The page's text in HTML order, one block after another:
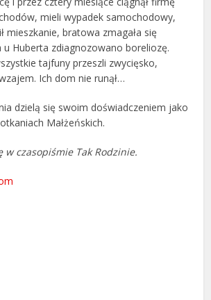
mieli wypadek samochodowy,
mieszkanie, bratowa zmagała się
Huberta zdiagnozowano boreliozę.
tajfuny przeszli zwycięsko,
Ich dom nie runął…
dzielą się swoim doświadczeniem jako
Małżeńskich.
w czasopiśmie Tak Rodzinie.